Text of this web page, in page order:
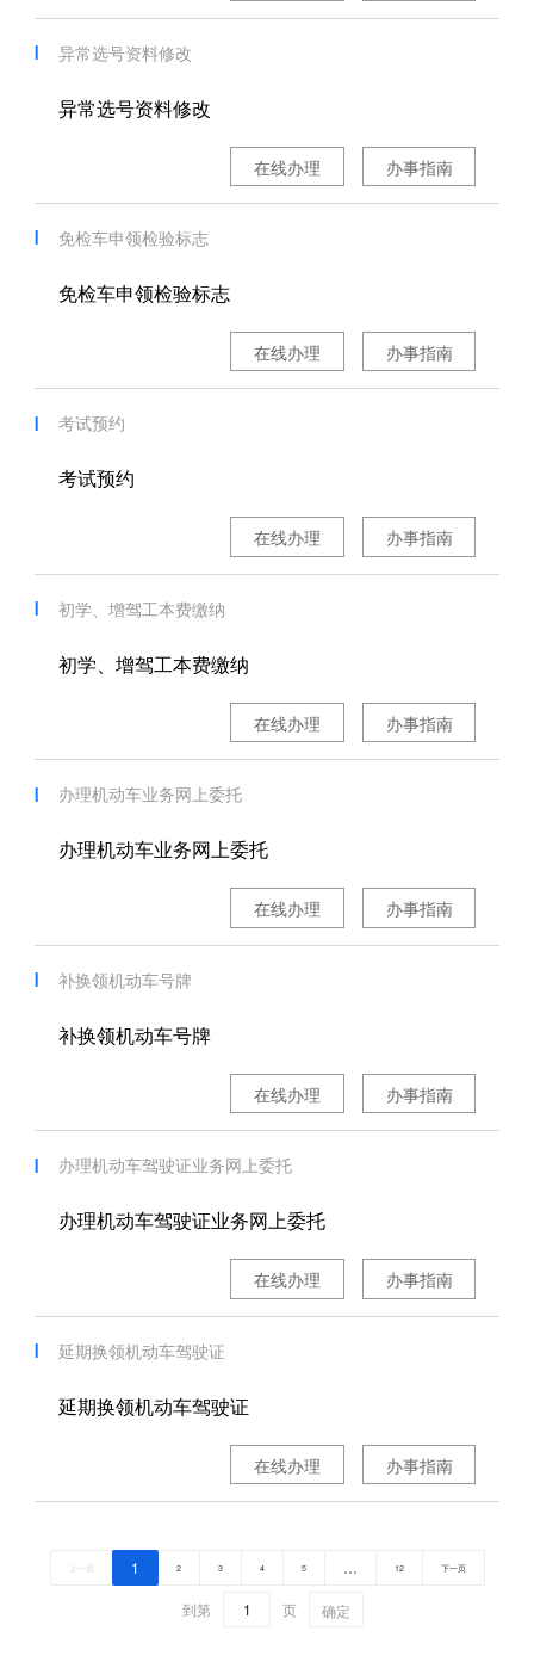
异常选号资料修改
异常选号资料修改
办事指南
在线办理
免检车申领检验标志
免检车申领检验标志
办事指南
在线办理
考试预约
考试预约
办事指南
在线办理
初学、增驾工本费缴纳
初学、增驾工本费缴纳
办事指南
在线办理
办理机动车业务网上委托
办理机动车业务网上委托
办事指南
在线办理
补换领机动车号牌
补换领机动车号牌
办事指南
在线办理
办理机动车驾驶证业务网上委托
办理机动车驾驶证业务网上委托
办事指南
在线办理
延期换领机动车驾驶证
延期换领机动车驾驶证
办事指南
在线办理
上一页 1 2 3 4 5 … 12 下一页
到第 页 确定